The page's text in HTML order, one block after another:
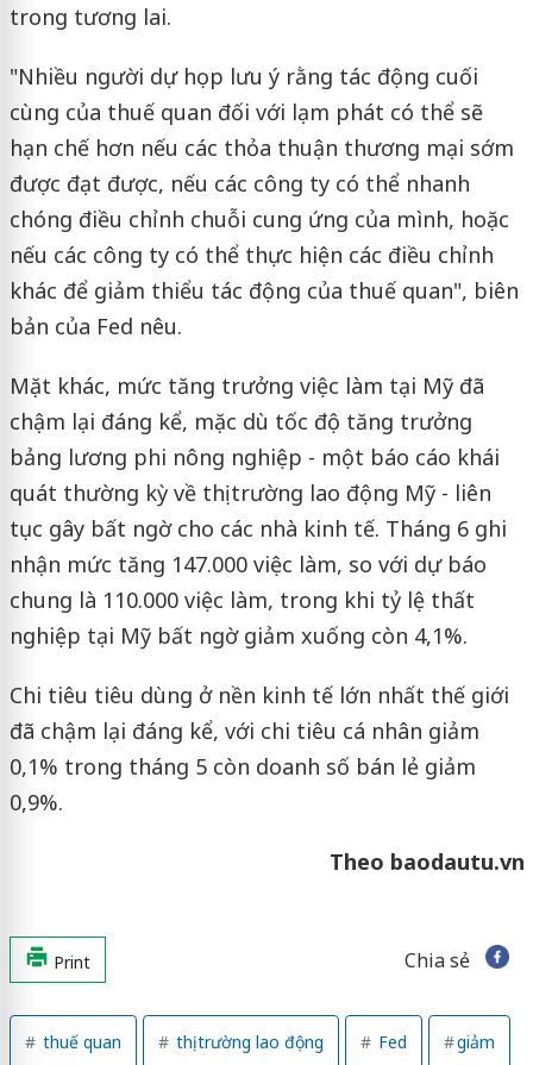
trong tương lai.
"Nhiều người dự họp lưu ý rằng tác động cuối
cùng của thuế quan đối với lạm phát có thể sẽ
hạn chế hơn nếu các thỏa thuận thương mại sớm
được đạt được, nếu các công ty có thể nhanh
chóng điều chỉnh chuỗi cung ứng của mình, hoặc
nếu các công ty có thể thực hiện các điều chỉnh
khác để giảm thiểu tác động của thuế quan", biên
bản của Fed nêu.
Mặt khác, mức tăng trưởng việc làm tại Mỹ đã
chậm lại đáng kể, mặc dù tốc độ tăng trưởng
bảng lương phi nông nghiệp - một báo cáo khái
quát thường kỳ về thị trường lao động Mỹ - liên
tục gây bất ngờ cho các nhà kinh tế. Tháng 6 ghi
nhận mức tăng 147.000 việc làm, so với dự báo
chung là 110.000 việc làm, trong khi tỷ lệ thất
nghiệp tại Mỹ bất ngờ giảm xuống còn 4,1%.
Chi tiêu tiêu dùng ở nền kinh tế lớn nhất thế giới
đã chậm lại đáng kể, với chi tiêu cá nhân giảm
0,1% trong tháng 5 còn doanh số bán lẻ giảm
0,9%.
Theo baodautu.vn
Print Chia sẻ
thuế quan thị trường lao động Fed giảm